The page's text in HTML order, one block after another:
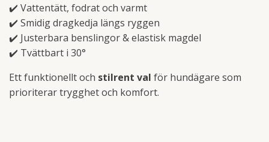
✔️ Vattentätt, fodrat och varmt
✔️ Smidig dragkedja längs ryggen
✔️ Justerbara benslingor & elastisk magdel
✔️ Tvättbart i 30°
Ett funktionellt och stilrent val för hundägare som
prioriterar trygghet och komfort.